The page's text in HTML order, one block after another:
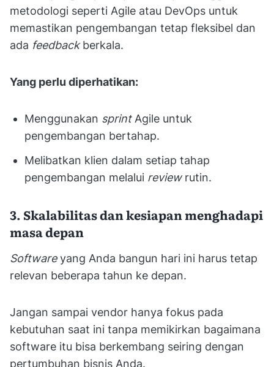
metodologi seperti Agile atau DevOps untuk
memastikan pengembangan tetap fleksibel dan
ada feedbackberkala.
Yang perlu diperhatikan:
Menggunakan sprintAgile untuk
pengembangan bertahap.
Melibatkan klien dalam setiap tahap
pengembangan melalui reviewrutin.
3. Skalabilitas dan kesiapan menghadapi
masa depan
Softwareyang Anda bangun hari ini harus tetap
relevan beberapa tahun ke depan.
Jangan sampai vendor hanya fokus pada
kebutuhan saat ini tanpa memikirkan bagaimana
software itu bisa berkembang seiring dengan
pertumbuhan bisnis Anda.